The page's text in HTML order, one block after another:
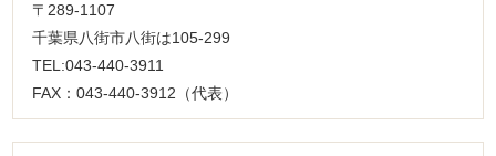
〒289-1107
千葉県八街市八街は105-299
TEL:043-440-3911
FAX：043-440-3912（代表）